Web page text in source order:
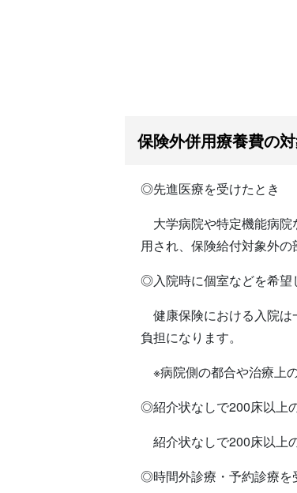
保険外併用療養費の
◎先進医療を受けたとき
大学病院や特定機能病院
用され、保険給付対象外の
◎入院時に個室などを希望
健康保険における入院は
負担になります。
※病院側の都合や治療上
◎紹介状なしで200床以上
紹介状なしで200床以上
◎時間外診療・予約診療を